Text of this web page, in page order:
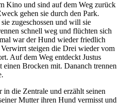
Kino und sind auf dem Weg zurück
gehen sie durch den Park.
zugeschossen und will sie
schnell weg und flüchten sich
war der Hund wieder friedlich
steigen die Drei wieder vom
Auf dem Weg entdeckt Justus
einen Brocken mit. Dananch trennen
in die Zentrale und erzählt seinen
Mutter ihren Hund vermisst und